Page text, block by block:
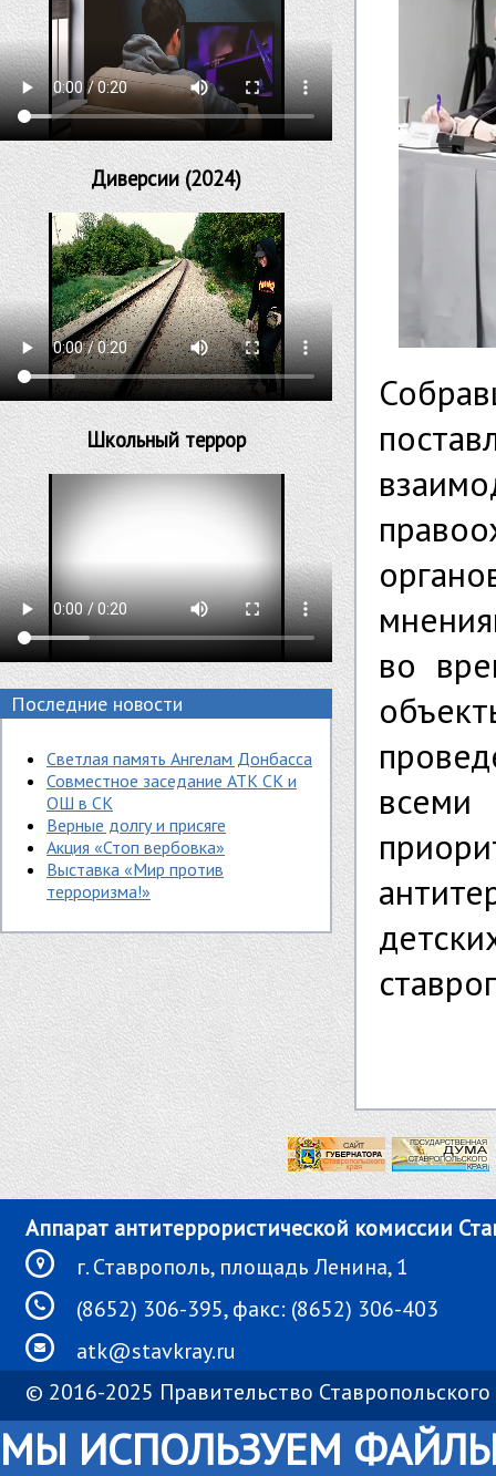
Диверсии (2024)
Школьный террор
Последние новости
Светлая память Ангелам Донбасса
Совместное заседание АТК СК и
ОШ в СК
Верные долгу и присяге
Акция «Стоп вербовка»
Выставка «Мир против
терроризма!»
во
Аппарат антитеррористической комиссии
г. Ставрополь, площадь Ленина, 1
(8652) 306-395, факс: (8652) 306-403
atk@stavkray.ru
© 2016-2025 Правительство Ставропольского
МЫ ИСПОЛЬЗУЕМ ФАЙЛЫ